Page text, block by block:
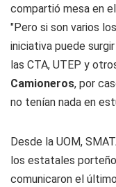
compartió mesa en
"Pero si son varios
iniciativa puede
las CTA, UTEP y
Camioneros, por
no tenían nada en
Desde la UOM,
los estatales
comunicaron el